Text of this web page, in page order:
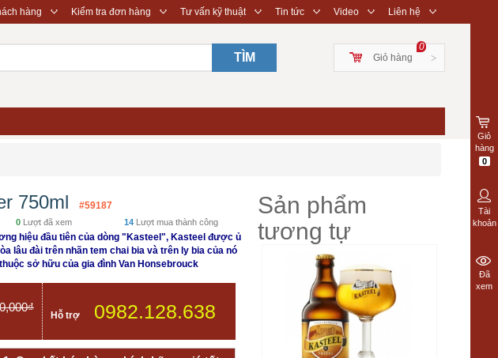
◇
hàng ◇
Kiểm tra đơn hàng ◇
Tư vấn kỹ thuật ◇
Tin tức ◇
Video ◇
Liên hệ
TÌM >
0
Giỏ hàng
750ml #59187
0Lượt đã xem 14 Lượt mua thành công
hiệu đầu tiên của dòng "Kasteel", Kasteel được ủ
lâu đài trên nhãn tem chai bia và trên ly bia của nó
sở hữu của gia đình Van Honsebrouck
Hỗ trợ 0982.128.638
Sản phẩm
tương tự
Giỏ
hàng
0
Tài
khoản
Đã
xem